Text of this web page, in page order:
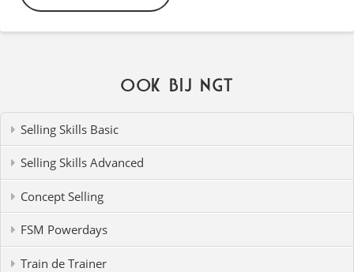
Ook bij NGT
Selling Skills Basic
Selling Skills Advanced
Concept Selling
FSM Powerdays
Train de Trainer